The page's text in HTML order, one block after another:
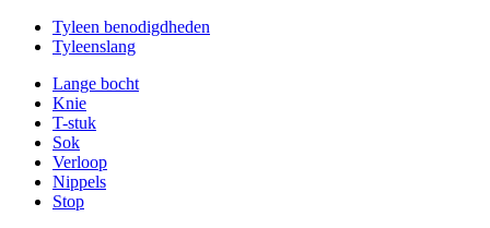
Tyleen benodigdheden
Tyleenslang
Lange bocht
Knie
T-stuk
Sok
Verloop
Nippels
Stop